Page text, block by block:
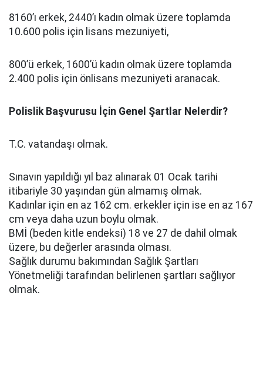
8160’ı erkek, 2440’ı kadın olmak üzere toplamda
10.600 polis için lisans mezuniyeti,
800’ü erkek, 1600’ü kadın olmak üzere toplamda
2.400 polis için önlisans mezuniyeti aranacak.
Polislik Başvurusu İçin Genel Şartlar Nelerdir?
T.C. vatandaşı olmak.
Sınavın yapıldığı yıl baz alınarak 01 Ocak tarihi
itibariyle 30 yaşından gün almamış olmak.
Kadınlar için en az 162 cm. erkekler için ise en az 167
cm veya daha uzun boylu olmak.
BMİ (beden kitle endeksi) 18 ve 27 de dahil olmak
üzere, bu değerler arasında olması.
Sağlık durumu bakımından Sağlık Şartları
Yönetmeliği tarafından belirlenen şartları sağlıyor
olmak.